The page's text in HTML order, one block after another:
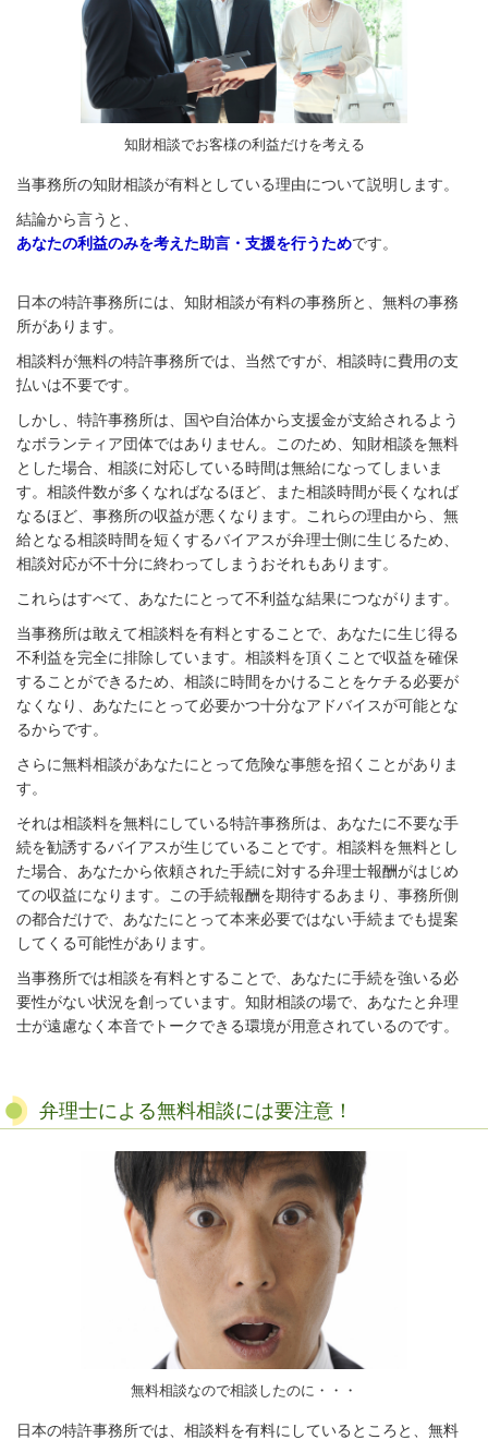
知財相談でお客様の利益だけを考える
当事務所の知財相談が有料としている理由について説明します。
結論から言うと、
あなたの利益のみを考えた助言・支援を行うためです。
日本の特許事務所には、知財相談が有料の事務所と、無料の事務
所があります。
相談料が無料の特許事務所では、当然ですが、相談時に費用の支
払いは不要です。
しかし、特許事務所は、国や自治体から支援金が支給されるよう
なボランティア団体ではありません。このため、知財相談を無料
とした場合、相談に対応している時間は無給になってしまいま
す。相談件数が多くなればなるほど、また相談時間が長くなれば
なるほど、事務所の収益が悪くなります。これらの理由から、無
給となる相談時間を短くするバイアスが弁理士側に生じるため、
相談対応が不十分に終わってしまうおそれもあります。
これらはすべて、あなたにとって不利益な結果につながります。
当事務所は敢えて相談料を有料とすることで、あなたに生じ得る
不利益を完全に排除しています。相談料を頂くことで収益を確保
することができるため、相談に時間をかけることをケチる必要が
なくなり、あなたにとって必要かつ十分なアドバイスが可能とな
るからです。
さらに無料相談があなたにとって危険な事態を招くことがありま
す。
それは相談料を無料にしている特許事務所は、あなたに不要な手
続を勧誘するバイアスが生じていることです。相談料を無料とし
た場合、あなたから依頼された手続に対する弁理士報酬がはじめ
ての収益になります。この手続報酬を期待するあまり、事務所側
の都合だけで、あなたにとって本来必要ではない手続までも提案
してくる可能性があります。
当事務所では相談を有料とすることで、あなたに手続を強いる必
要性がない状況を創っています。知財相談の場で、あなたと弁理
士が遠慮なく本音でトークできる環境が用意されているのです。
弁理士による無料相談には要注意！
無料相談なので相談したのに・・・
日本の特許事務所では、相談料を有料にしているところと、無料